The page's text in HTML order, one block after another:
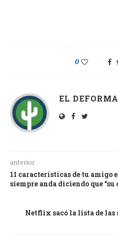
0
EL DEFORMA
anterior
11 características de tu amigo
siempre anda diciendo que “su
Netflix sacó la lista de las